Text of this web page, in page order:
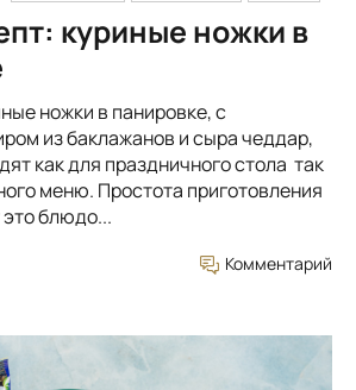
куриные ножки в
ножки в панировке, с
из баклажанов и сыра чеддар,
как для праздничного стола так
меню. Простота приготовления
блюдо...
Комментарий